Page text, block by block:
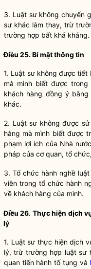
3. Luật sưkhông chuyển
sư khác làm thay, trừ
trường hợp bất khả kháng.
Điều 25. Bí mật thông tin
1. Luật sưkhông được tiết
mà mình biết được trong
khách hàng đồng ý
khác.
2. Luật sư không được
hàng mà mình biết được
phạm lợi ích của Nhà nước
pháp của cơ quan, tổ
3. Tổ chức hành nghề
viên trong tổ chức hành
về khách hàng của mình.
Điều 26. Thực hiện dịch
lý
1. Luật sư thực hiệndịch
lý, trừ trường hợp luật sư
quan tiến hành tố tụng và